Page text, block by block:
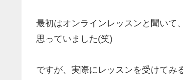
最初はオンラインレッスンと聞いて
思っていました(笑)
ですが、実際にレッスンを受けてみ